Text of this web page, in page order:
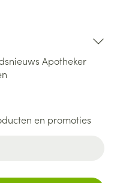
Apotheker
en promoties